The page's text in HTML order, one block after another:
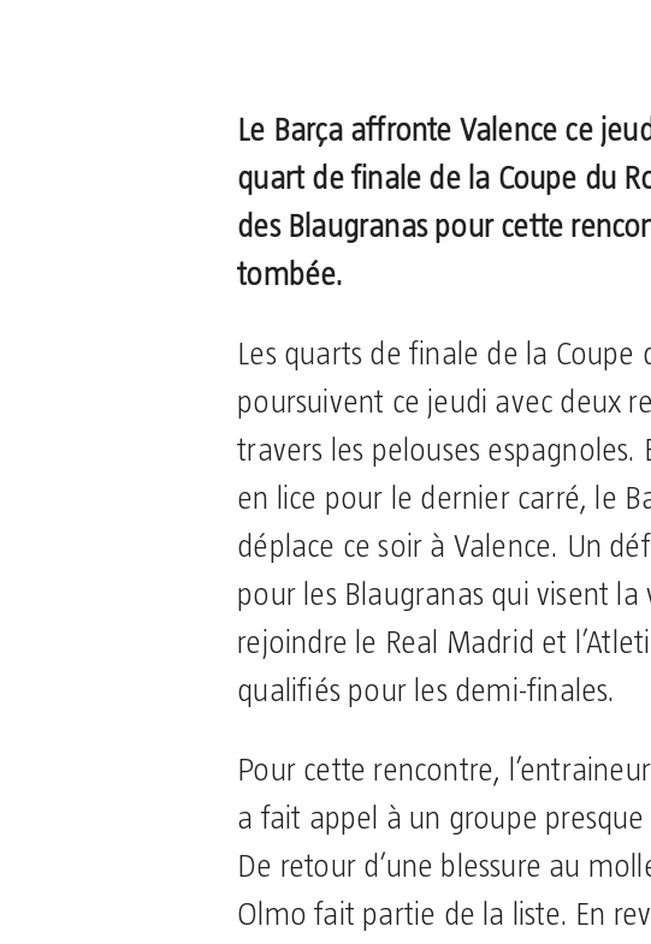
Le Barça affronte Valence ce
quart de finale de la Coupe du
des Blaugranas pour cette
tombée.
Les quarts de finale de la Coupe
poursuivent ce jeudi avec deux
travers les pelouses espagnoles.
en lice pour le dernier carré, le
déplace ce soir à Valence. Un
pour les Blaugranas qui visent la
rejoindre le Real Madrid et
qualifiés pour les demi-finales.
Pour cette rencontre,
a fait appel à un groupe
De retour d’une blessure au
Olmo fait partie de la liste. En